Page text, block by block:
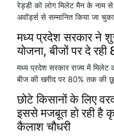
रेड्डी को लोग मिलेट मैन के नाम
अवॉर्ड्स से सम्मानित किया जा
मध्य प्रदेश सरकार ने
योजना, बीजों पर दे
मध्य प्रदेश सरकार राज्य में मिलेट
बीज की खरीद पर 80% तक की
छोटे किसानों के लिए
इससे मजबूत हो रही है
कैलाश चौधरी